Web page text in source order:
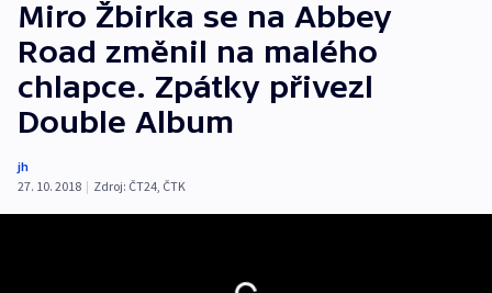
Miro Žbirka se na Abbey
Road změnil na malého
chlapce. Zpátky přivezl
Double Album
jh
27. 10. 2018 | Zdroj: ČT24, ČTK